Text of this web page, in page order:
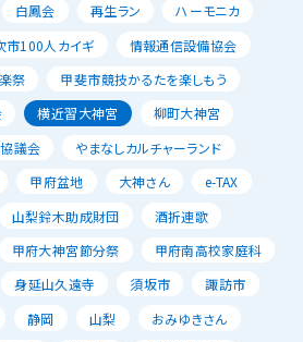
白鳳会 再生ラン
ハーモニカ
市100人カイギ
情報通信設備協会
祭
甲斐市競技かるたを楽しもう
横近習大神宮
柳町大神宮
議会
やまなしカルチャーランド
甲府盆地 大神さん
e-TAX
山梨鈴木助成財団
酒折連歌
甲府大神宮節分祭
甲府南高校家庭科
身延山久遠寺 須坂市
諏訪市
静岡 山梨
おみゆきさん